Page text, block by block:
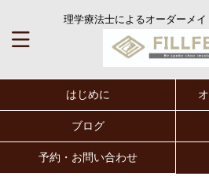
理学療法士によるオーダーメ
はじめに
ブログ
予約・お問い合わせ